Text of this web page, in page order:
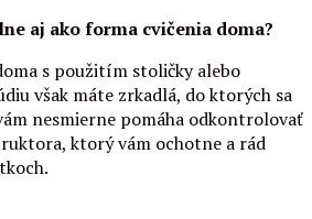
aj ako forma cvičenia doma?
s použitím stoličky alebo
však máte zrkadlá, do ktorých sa
nesmierne pomáha odkontrolovať
ktorý vám ochotne a rád